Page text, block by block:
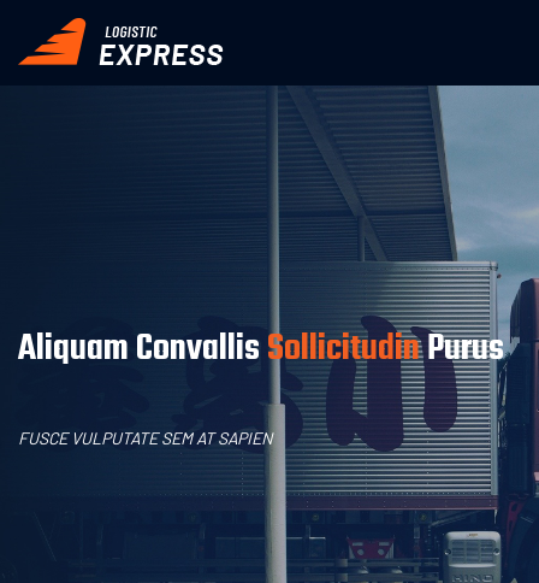
Aliquam ConvallisSollicitudinPurus
FUSCE VULPUTATE SEM AT SAPIEN